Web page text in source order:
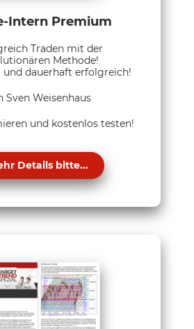
Intern Premium
Traden mit der
Methode!
und dauerhaft erfolgreich!
Sven Weisenhaus
und kostenlos testen!
Details bitte...